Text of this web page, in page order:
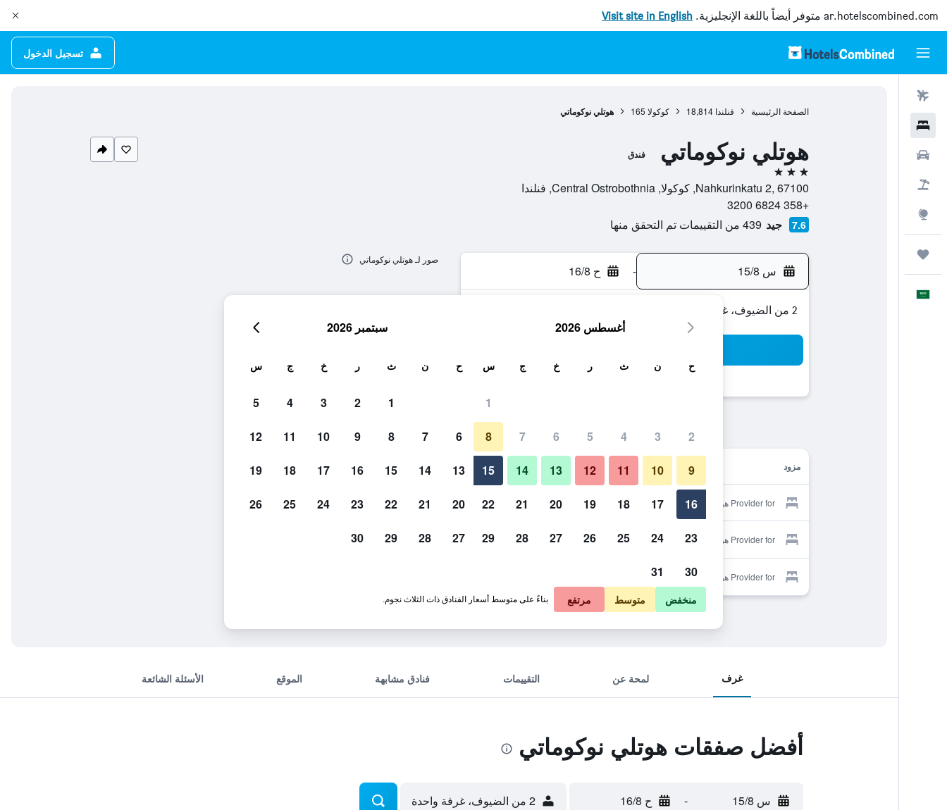
ar.hotelscombined.com متوفر أيضاً باللغة الإنجليزية. Visit site in English
تسجيل الدخول
الصفحة الرئيسية فنلندا 18,814 كوكولا 165 هوتلي نوكوماتي
هوتلي نوكوماتي فندق
3 نجوم
Nahkurinkatu 2, 67100, كوكولا, Central Ostrobothnia, فنلندا
+358 6824 3200
7.6 جيد 439 من التقييمات تم التحقق منها
س 15/8 - ح 16/8
2 من الضيوف، غرفة واحدة
مزود
Provider for هوتلي نوكوماتي عرض الأسعار
Provider for هوتلي نوكوماتي عرض الأسعار
Provider for هوتلي نوكوماتي
صور لـ هوتلي نوكوماتي
غرف لمحة عن التقييمات فنادق مشابهة الموقع الأسئلة الشائعة
أفضل صفقات هوتلي نوكوماتي
س 15/8 - ح 16/8 2 من الضيوف، غرفة واحدة
أغسطس 2026
ح ن ث ر خ ج س
1
2
3
4
5
6
7
8
9
10
11
12
13
14
15
16
17
18
19
20
21
22
23
24
25
26
27
28
29
30
31
سبتمبر 2026
ح ن ث ر خ ج س
1
2
3
4
5
6
7
8
9
10
11
12
13
14
15
16
17
18
19
20
21
22
23
24
25
26
27
28
29
30
منخفض متوسط مرتفع بناءً على متوسط أسعار الفنادق ذات الثلاث نجوم.